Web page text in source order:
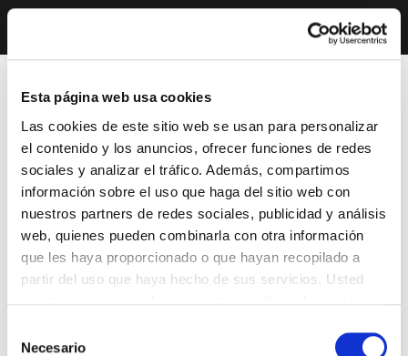
Esta página web usa cookies
Las cookies de este sitio web se usan para personalizar
el contenido y los anuncios, ofrecer funciones de redes
sociales y analizar el tráfico. Además, compartimos
información sobre el uso que haga del sitio web con
nuestros partners de redes sociales, publicidad y análisis
web, quienes pueden combinarla con otra información
que les haya proporcionado o que hayan recopilado a
partir del uso que haya hecho de sus servicios. Usted
Necesario